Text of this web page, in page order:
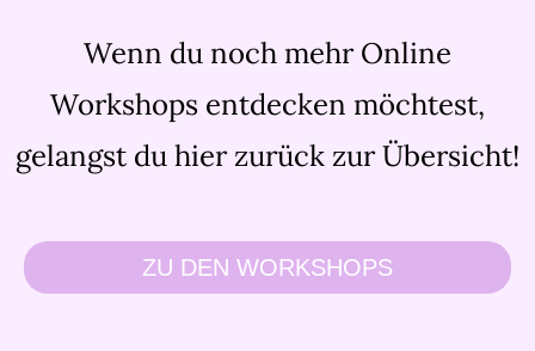
Wenn du noch mehr Online
Workshops entdecken möchtest,
gelangst du hier zurück zur Übersicht!
ZU DEN WORKSHOPS